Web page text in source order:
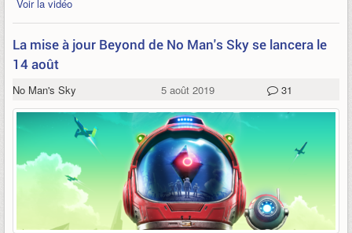
Voir la vidéo
La mise à jour Beyond de No Man's Sky se lancera le
14 août
No Man's Sky 5 août 2019 31